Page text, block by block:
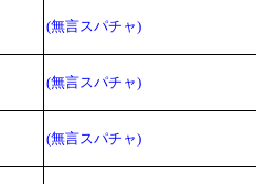
(無言スパチャ)
(無言スパチャ)
(無言スパチャ)